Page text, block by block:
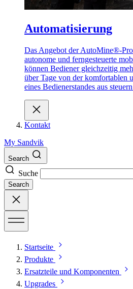
Automatisierung
Das Angebot der AutoMine®-
autonome und ferngesteuerte
können Bediener gleichzeitig
über Tage von der komfortablen
eines Bedienerstandes aus
Kontakt
My Sandvik
Search
Suche
Search
Startseite
Produkte
Ersatzteile und Komponenten
Upgrades